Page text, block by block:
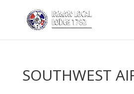
SOUTHWEST